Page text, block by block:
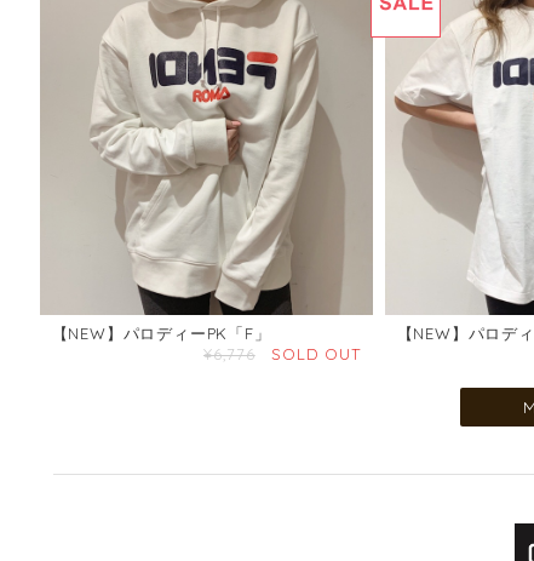
【NEW】パロディーPK「F」
¥6,776
SOLD OUT
【NEW】パロデ